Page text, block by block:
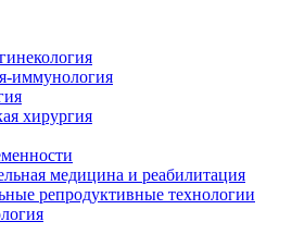
иммунология
хирургия
медицина и реабилитация
репродуктивные технологии